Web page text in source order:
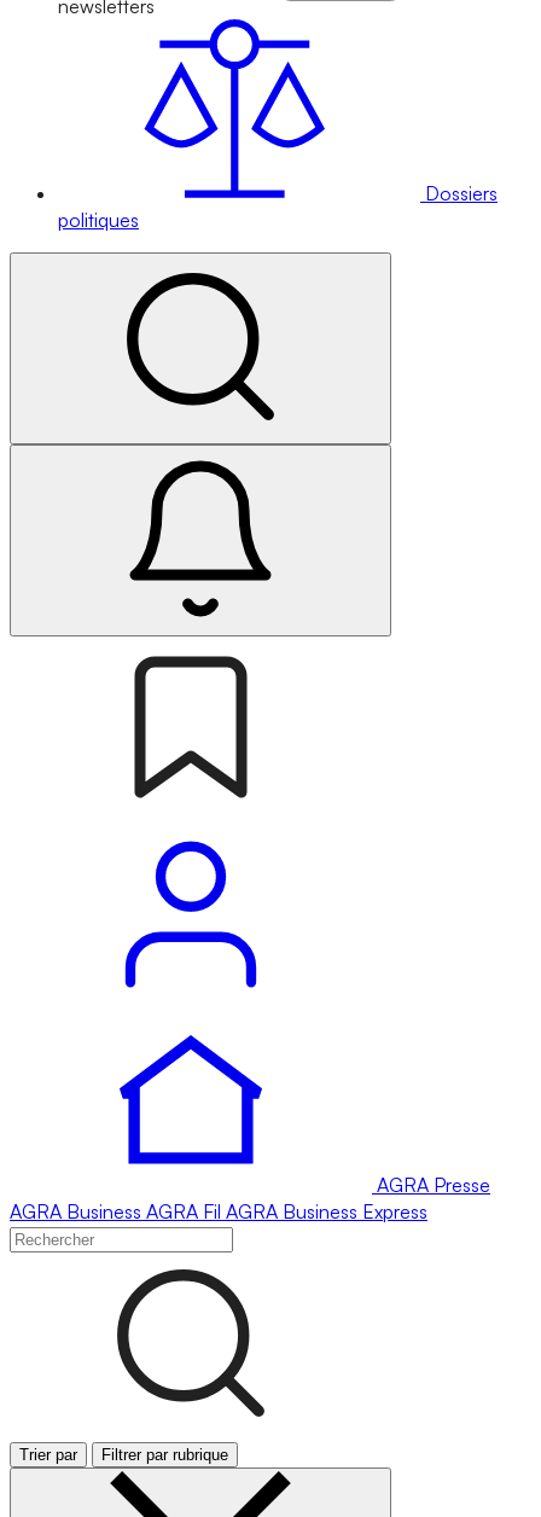
newsletters
Dossiers
politiques
AGRA Presse
AGRA Business AGRA Fil AGRA Business Express
Trier par Filtrer par rubrique